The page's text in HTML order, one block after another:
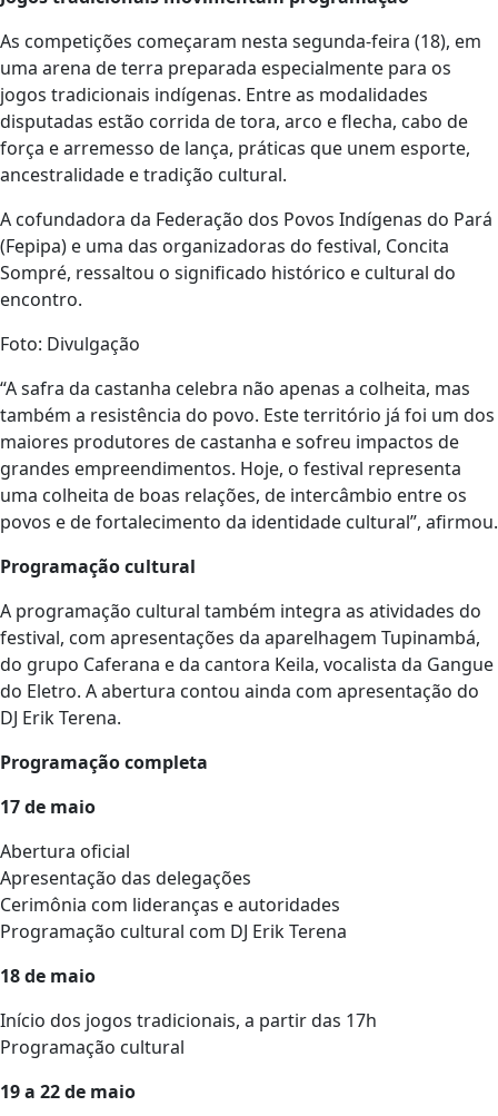
As competições começaram nesta segunda-feira (18), em
uma arena de terra preparada especialmente para os
jogos tradicionais indígenas. Entre as modalidades
disputadas estão corrida de tora, arco e flecha, cabo de
força e arremesso de lança, práticas que unem esporte,
ancestralidade e tradição cultural.
A cofundadora da Federação dos Povos Indígenas do Pará
(Fepipa) e uma das organizadoras do festival, Concita
Sompré, ressaltou o significado histórico e cultural do
encontro.
Foto: Divulgação
“A safra da castanha celebra não apenas a colheita, mas
também a resistência do povo. Este território já foi um dos
maiores produtores de castanha e sofreu impactos de
grandes empreendimentos. Hoje, o festival representa
uma colheita de boas relações, de intercâmbio entre os
povos e de fortalecimento da identidade cultural”, afirmou.
Programação cultural
A programação cultural também integra as atividades do
festival, com apresentações da aparelhagem Tupinambá,
do grupo Caferana e da cantora Keila, vocalista da Gangue
do Eletro. A abertura contou ainda com apresentação do
DJ Erik Terena.
Programação completa
17 de maio
Abertura oficial
Apresentação das delegações
Cerimônia com lideranças e autoridades
Programação cultural com DJ Erik Terena
18 de maio
Início dos jogos tradicionais, a partir das 17h
Programação cultural
19 a 22 de maio